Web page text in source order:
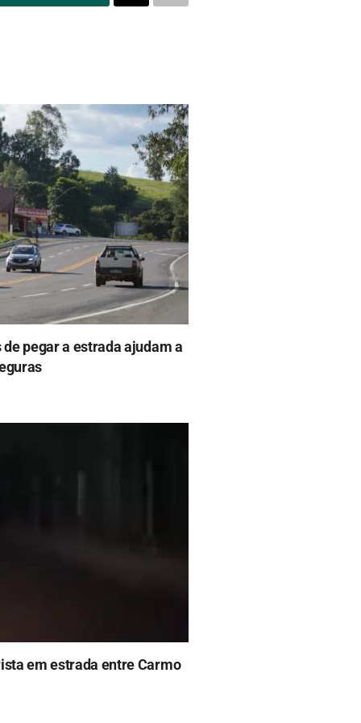
pegar a estrada ajudam a
em estrada entre Carmo